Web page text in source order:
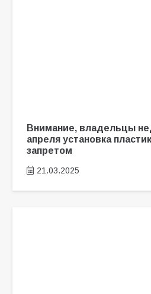
Внимание, владельцы
апреля установка
запретом
21.03.2025